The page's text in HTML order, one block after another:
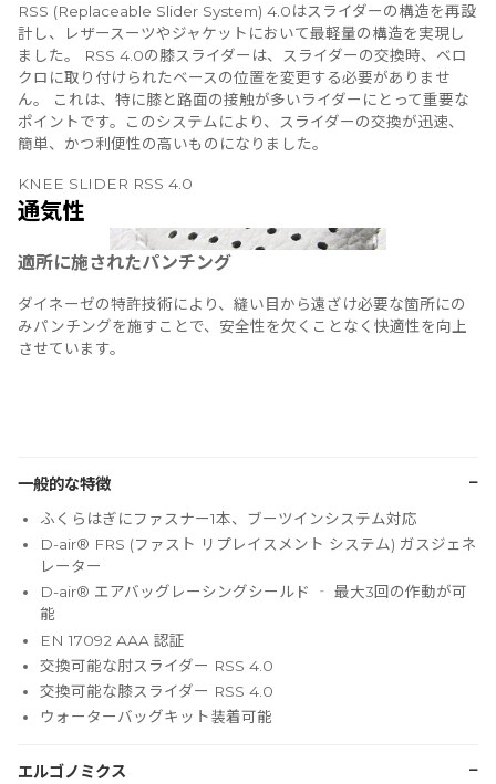
RSS (Replaceable Slider System) 4.0はスライダーの構造を再設
計し、レザースーツやジャケットにおいて最軽量の構造を実現し
ました。 RSS 4.0の膝スライダーは、スライダーの交換時、ベロ
クロに取り付けられたベースの位置を変更する必要がありませ
ん。 これは、特に膝と路面の接触が多いライダーにとって重要な
ポイントです。このシステムにより、スライダーの交換が迅速、
簡単、かつ利便性の高いものになりました。
KNEE SLIDER RSS 4.0
通気性
適所に施されたパンチング
ダイネーゼの特許技術により、縫い目から遠ざけ必要な箇所にの
みパンチングを施すことで、安全性を欠くことなく快適性を向上
させています。
一般的な特徴 −
ふくらはぎにファスナー1本、ブーツインシステム対応
D-air® FRS (ファスト リプレイスメント システム) ガスジェネ
レーター
D-air® エアバッグレーシングシールド ‐ 最大3回の作動が可
能
EN 17092 AAA 認証
交換可能な肘スライダー RSS 4.0
交換可能な膝スライダー RSS 4.0
ウォーターバッグキット装着可能
エルゴノミクス −